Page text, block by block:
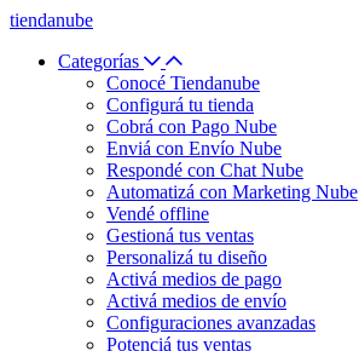
tiendanube
Categorías
Conocé Tiendanube
Configurá tu tienda
Cobrá con Pago Nube
Enviá con Envío Nube
Respondé con Chat Nube
Automatizá con Marketing Nube
Vendé offline
Gestioná tus ventas
Personalizá tu diseño
Activá medios de pago
Activá medios de envío
Configuraciones avanzadas
Potenciá tus ventas